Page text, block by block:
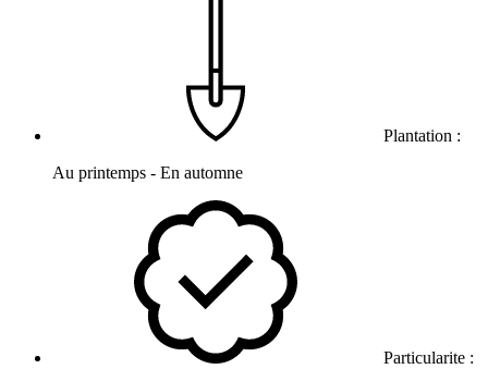
Plantation :
Au printemps - En automne
Particularite :